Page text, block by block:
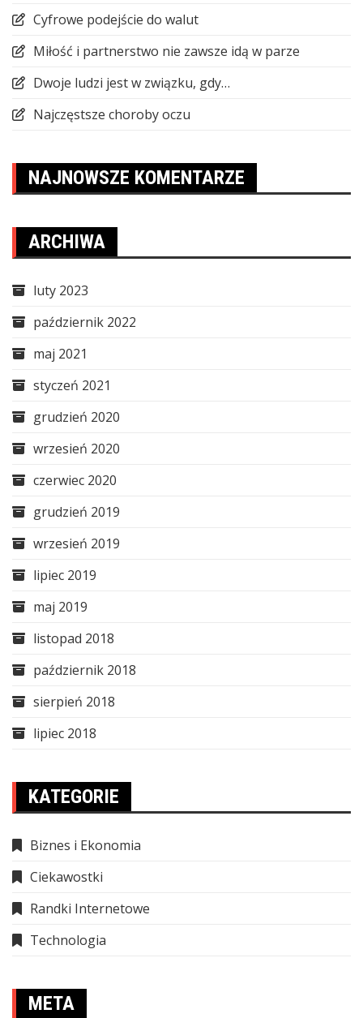
Cyfrowe podejście do walut
Miłość i partnerstwo nie zawsze idą w parze
Dwoje ludzi jest w związku, gdy…
Najczęstsze choroby oczu
NAJNOWSZE KOMENTARZE
ARCHIWA
luty 2023
październik 2022
maj 2021
styczeń 2021
grudzień 2020
wrzesień 2020
czerwiec 2020
grudzień 2019
wrzesień 2019
lipiec 2019
maj 2019
listopad 2018
październik 2018
sierpień 2018
lipiec 2018
KATEGORIE
Biznes i Ekonomia
Ciekawostki
Randki Internetowe
Technologia
META